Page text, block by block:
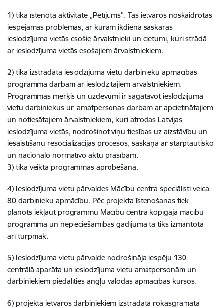
1) tika īstenota aktivitāte „Pētījums”. Tās ietvaros noskaidrotas
iespējamās problēmas, ar kurām ikdienā saskaras
ieslodzījuma vietās esošie ārvalstnieki un cietumi, kuri strādā
ar ieslodzījuma vietās esošajiem ārvalstniekiem.
2) tika izstrādāta ieslodzījuma vietu darbinieku apmācības
programma darbam ar ieslodzītajiem ārvalstniekiem.
Programmas mērķis un uzdevumi ir sagatavot ieslodzījuma
vietu darbiniekus un amatpersonas darbam ar apcietinātajiem
un notiesātajiem ārvalstniekiem, kuri atrodas Latvijas
ieslodzījuma vietās, nodrošinot viņu tiesības uz aizstāvību un
iesaistīšanu resocializācijas procesos, saskaņā ar starptautisko
un nacionālo normatīvo aktu prasībām.
3) tika veikta programmas aprobēšana.
4) Ieslodzījuma vietu pārvaldes Mācību centra speciālisti veica
80 darbinieku apmācību. Pēc projekta īstenošanas tiek
plānots iekļaut programmu Mācību centra kopīgajā mācību
programmā un nepieciešamības gadījumā tā tiks izmantota
arī turpmāk.
5) Ieslodzījuma vietu pārvalde nodrošināja iespēju 130
centrālā aparāta un ieslodzījuma vietu amatpersonām un
darbiniekiem piedalīties angļu valodas apmācības kursos.
6) projekta ietvaros darbiniekiem izstrādāta rokasgrāmata